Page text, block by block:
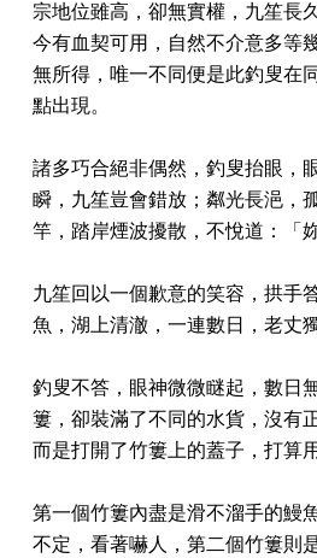
宗地位雖高，卻無實權，九笙長
今有血契可用，自然不介意多等
無所得，唯一不同便是此釣叟在
點出現。
諸多巧合絕非偶然，釣叟抬眼，
瞬，九笙豈會錯放；粼光長浥，
竿，踏岸煙波擾散，不悅道：「
九笙回以一個歉意的笑容，拱手
魚，湖上清澈，一連數日，老丈
釣叟不答，眼神微微瞇起，數日
簍，卻裝滿了不同的水貨，沒有
而是打開了竹簍上的蓋子，打算
第一個竹簍內盡是滑不溜手的鰻
不定，看著嚇人，第二個竹簍則